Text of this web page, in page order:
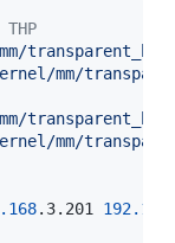
mm/
mm/
.3.201 192.168